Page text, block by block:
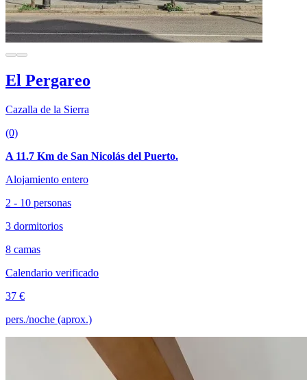
El Pergareo
Cazalla de la Sierra
(0)
A 11.7 Km de San Nicolás del Puerto.
Alojamiento entero
2 - 10 personas
3 dormitorios
8 camas
Calendario verificado
37 €
pers./noche (aprox.)